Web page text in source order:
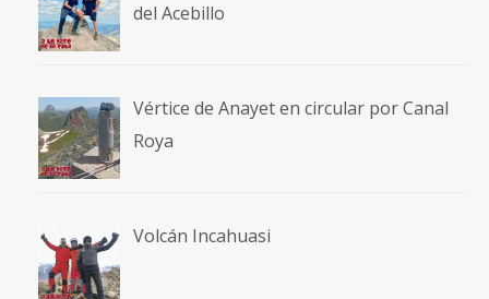
del Acebillo
Vértice de Anayet en circular por Canal
Roya
Volcán Incahuasi